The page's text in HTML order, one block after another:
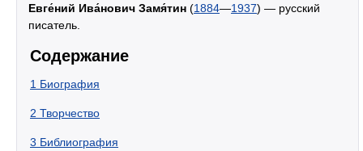
Евге́ний Ива́нович Замя́тин (1884—1937) — русский
писатель.
Содержание
1 Биография
2 Творчество
3 Библиография